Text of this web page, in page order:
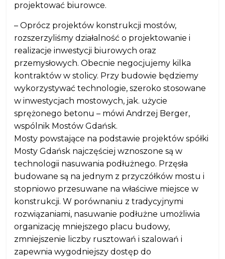
projektować biurowce.
– Oprócz projektów konstrukcji mostów,
rozszerzyliśmy działalność o projektowanie i
realizacje inwestycji biurowych oraz
przemysłowych. Obecnie negocjujemy kilka
kontraktów w stolicy. Przy budowie będziemy
wykorzystywać technologie, szeroko stosowane
w inwestycjach mostowych, jak. użycie
sprężonego betonu – mówi Andrzej Berger,
wspólnik Mostów Gdańsk.
Mosty powstające na podstawie projektów spółki
Mosty Gdańsk najczęściej wznoszone są w
technologii nasuwania podłużnego. Przęsła
budowane są na jednym z przyczółków mostu i
stopniowo przesuwane na właściwe miejsce w
konstrukcji. W porównaniu z tradycyjnymi
rozwiązaniami, nasuwanie podłużne umożliwia
organizację mniejszego placu budowy,
zmniejszenie liczby rusztowań i szalowań i
zapewnia wygodniejszy dostęp do